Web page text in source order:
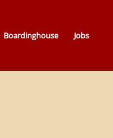
Boardinghouse Jobs